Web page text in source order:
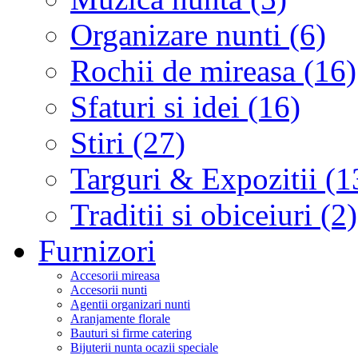
Organizare nunti (6)
Rochii de mireasa (16)
Sfaturi si idei (16)
Stiri (27)
Targuri & Expozitii
Traditii si obiceiuri (2)
Furnizori
Accesorii mireasa
Accesorii nunti
Agentii organizari nunti
Aranjamente florale
Bauturi si firme catering
Bijuterii nunta ocazii speciale